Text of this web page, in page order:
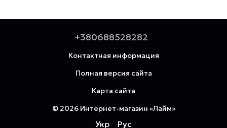
+380688528282
Контактная информация
Полная версия сайта
Карта сайта
© 2026 Интернет-магазин «Лайм»
Укр Рус